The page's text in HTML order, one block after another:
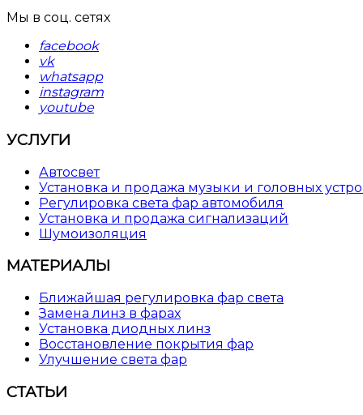
Мы в соц. сетях
facebook
vk
whatsapp
instagram
youtube
УСЛУГИ
Автосвет
Установка и продажа музыки и головных
Регулировка света фар автомобиля
Установка и продажа сигнализаций
Шумоизоляция
МАТЕРИАЛЫ
Ближайшая регулировка фар света
Замена линз в фарах
Установка диодных линз
Восстановление покрытия фар
Улучшение света фар
СТАТЬИ